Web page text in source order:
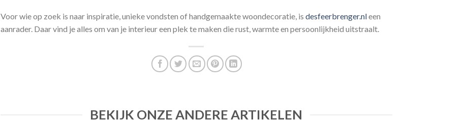
Voor wie op zoek is naar inspiratie, unieke vondsten of handgemaakte woondecoratie, is desfeerbrenger.nleen
aanrader. Daar vind je alles om van je interieur een plek te maken die rust, warmte en persoonlijkheid uitstraalt.
BEKIJK ONZE ANDERE ARTIKELEN